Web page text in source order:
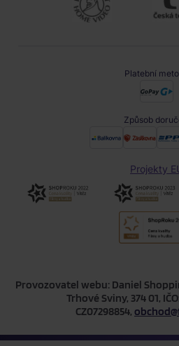
Platební
Způsob
Projekty
Provozovatel webu: Daniel
Trhové Sviny, 374 01,
CZ07298854,